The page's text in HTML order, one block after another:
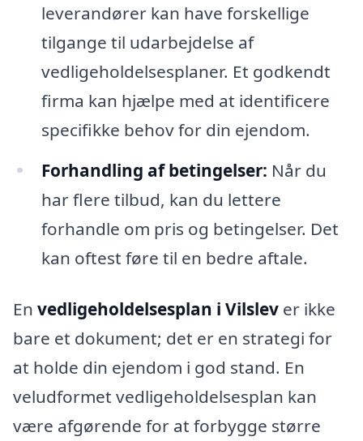
leverandører kan have forskellige
tilgange til udarbejdelse af
vedligeholdelsesplaner. Et godkendt
firma kan hjælpe med at identificere
specifikke behov for din ejendom.
Forhandling af betingelser: Når du
har flere tilbud, kan du lettere
forhandle om pris og betingelser. Det
kan oftest føre til en bedre aftale.
En vedligeholdelsesplan i Vilslev er ikke
bare et dokument; det er en strategi for
at holde din ejendom i god stand. En
veludformet vedligeholdelsesplan kan
være afgørende for at forbygge større